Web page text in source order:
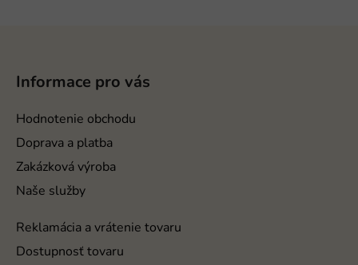
Informace pro vás
Hodnotenie obchodu
Doprava a platba
Zakázková výroba
Naše služby
Reklamácia a vrátenie tovaru
Dostupnosť tovaru